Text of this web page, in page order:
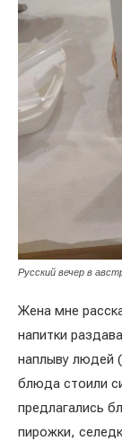
Русский вечер в
Жена мне
напитки
наплыву людей
блюда стоили
предлагались
пирожки,